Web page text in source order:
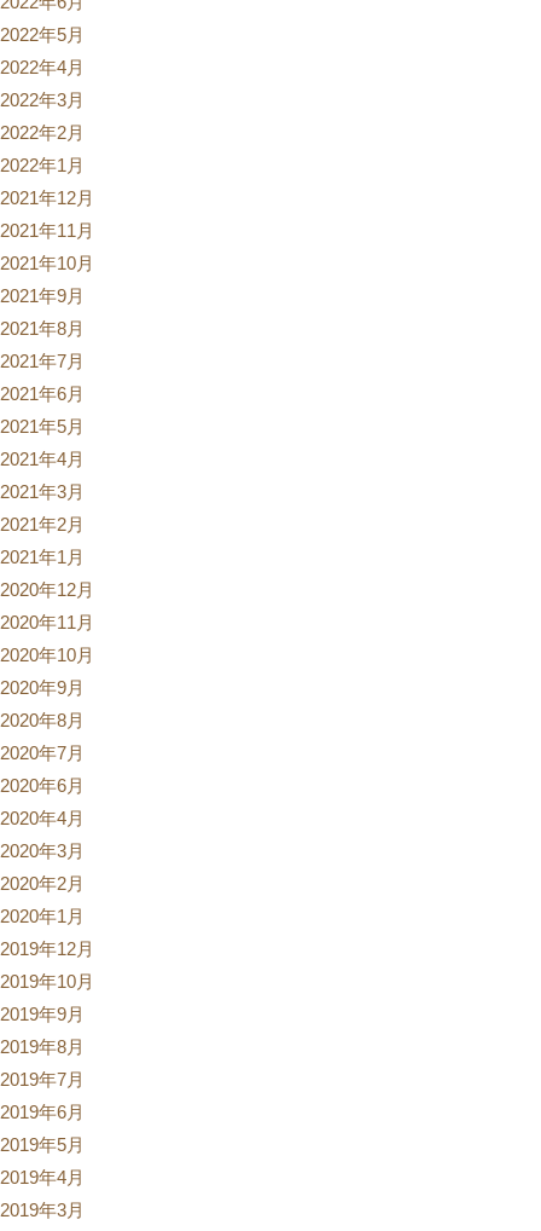
2022年5月
2022年4月
2022年3月
2022年2月
2022年1月
2021年12月
2021年11月
2021年10月
2021年9月
2021年8月
2021年7月
2021年6月
2021年5月
2021年4月
2021年3月
2021年2月
2021年1月
2020年12月
2020年11月
2020年10月
2020年9月
2020年8月
2020年7月
2020年6月
2020年4月
2020年3月
2020年2月
2020年1月
2019年12月
2019年10月
2019年9月
2019年8月
2019年7月
2019年6月
2019年5月
2019年4月
2019年3月